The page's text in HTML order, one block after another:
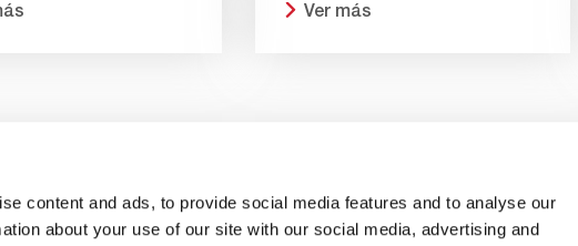
content and ads, to provide social media features and to analyse our
about your use of our site with our social media, advertising and
Ver más
nosotros Sobre nosotros Carreras profesionales